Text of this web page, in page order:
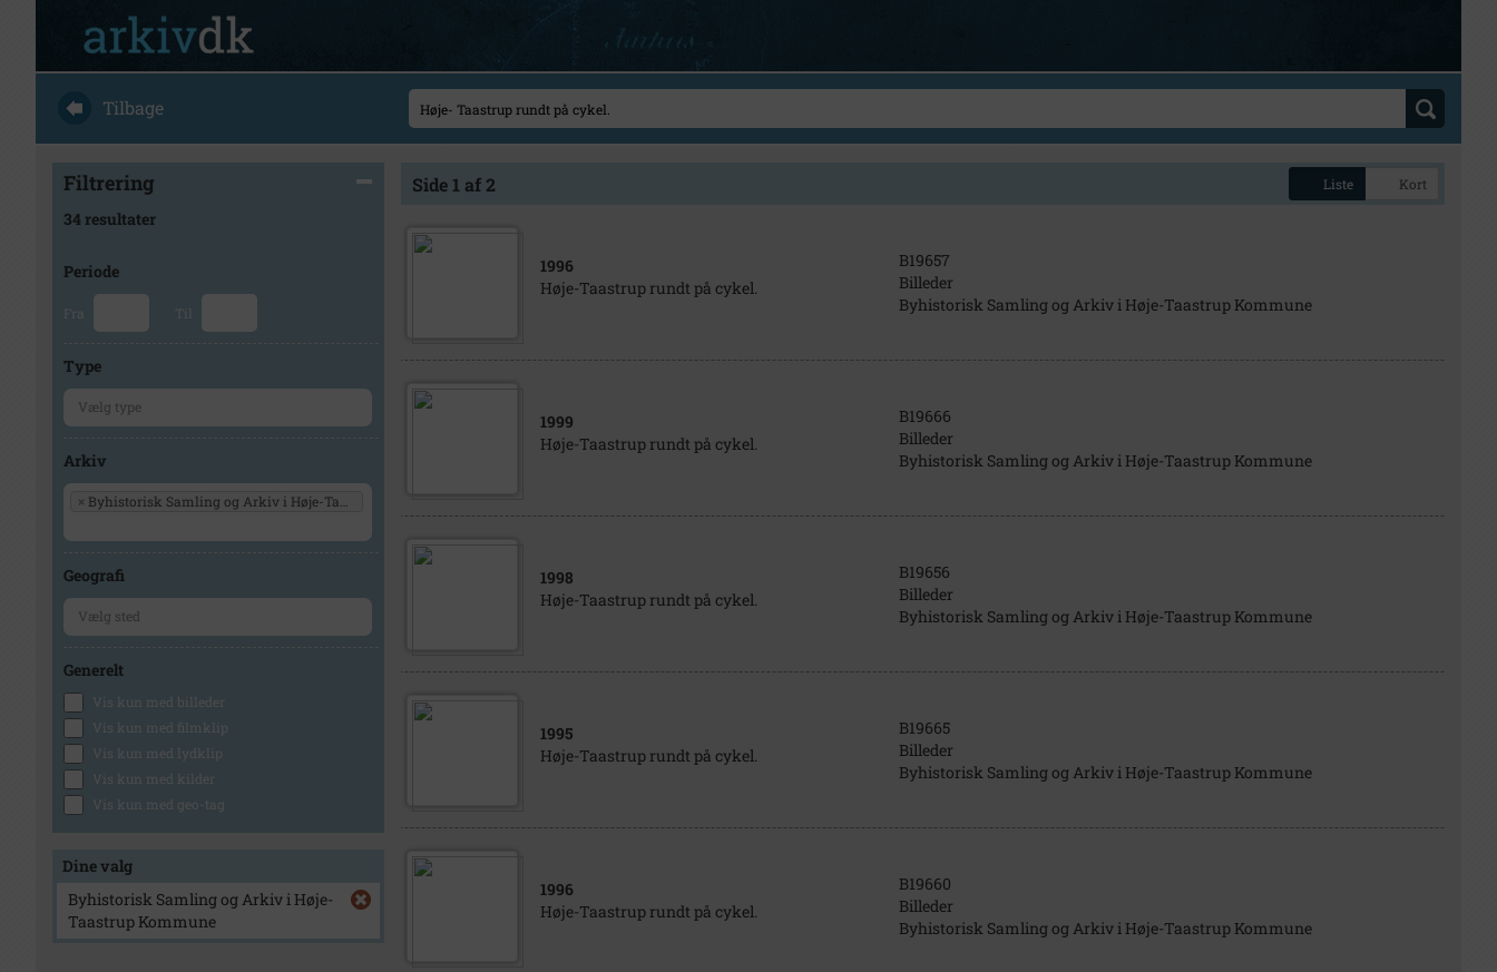
Tilbage
Filtrering
34 resultater
Periode
Fra Til
Type
Arkiv
× Byhistorisk Samling og Arkiv i Høje-Taastrup Kommune
Geografi
Generelt
Vis kun med billeder
Vis kun med filmklip
Vis kun med lydklip
Vis kun med kilder
Vis kun med geo-tag
Dine valg
Byhistorisk Samling og Arkiv i Høje-
Taastrup Kommune
Side 1 af 2 Liste Kort
1996
Høje-Taastrup rundt på cykel.
B19657
Billeder
Byhistorisk Samling og Arkiv i Høje-Taastrup Kommune
1999
Høje-Taastrup rundt på cykel.
B19666
Billeder
Byhistorisk Samling og Arkiv i Høje-Taastrup Kommune
1998
Høje-Taastrup rundt på cykel.
B19656
Billeder
Byhistorisk Samling og Arkiv i Høje-Taastrup Kommune
1995
Høje-Taastrup rundt på cykel.
B19665
Billeder
Byhistorisk Samling og Arkiv i Høje-Taastrup Kommune
1996
Høje-Taastrup rundt på cykel.
B19660
Billeder
Byhistorisk Samling og Arkiv i Høje-Taastrup Kommune